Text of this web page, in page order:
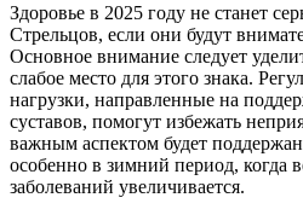
Здоровье в 2025 году не станет
Стрельцов, если они будут
Основное внимание следует
слабое место для этого знака.
нагрузки, направленные на
суставов, помогут избежать
важным аспектом будет
особенно в зимний период, когда
заболеваний увеличивается.